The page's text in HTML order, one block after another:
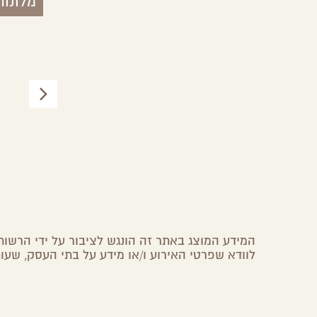
המידע המוצג באתר זה הונגש לציבור על ידי
לוודא שפרטי האירוע ו/או מידע על בתי העסק,